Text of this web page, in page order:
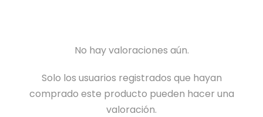
No hay valoraciones aún.
Solo los usuarios registrados que hayan
comprado este producto pueden hacer una
valoración.